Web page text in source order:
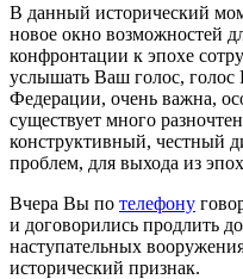
В данный исторический
новое окно возможностей
конфронтации к эпохе
услышать Ваш голос, голос
Федерации, очень важна,
существует много
конструктивный, честный
проблем, для выхода из
Вчера Вы по телефону
и договорились продлить
наступательных
исторический признак.